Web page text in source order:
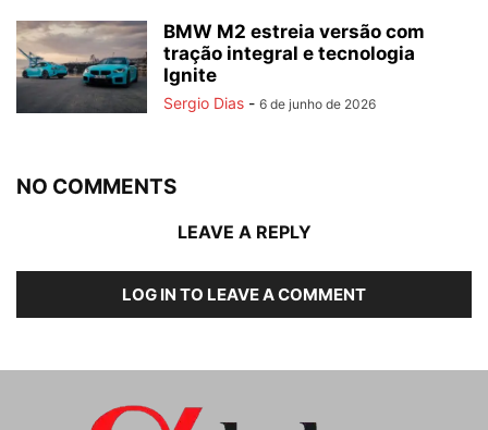
BMW M2 estreia versão com
tração integral e tecnologia
Ignite
Sergio Dias - 6 de junho de 2026
NO COMMENTS
LEAVE A REPLY
LOG IN TO LEAVE A COMMENT